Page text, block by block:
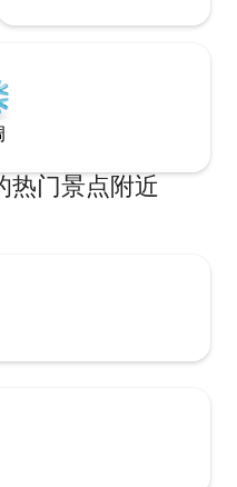
热门景点附近